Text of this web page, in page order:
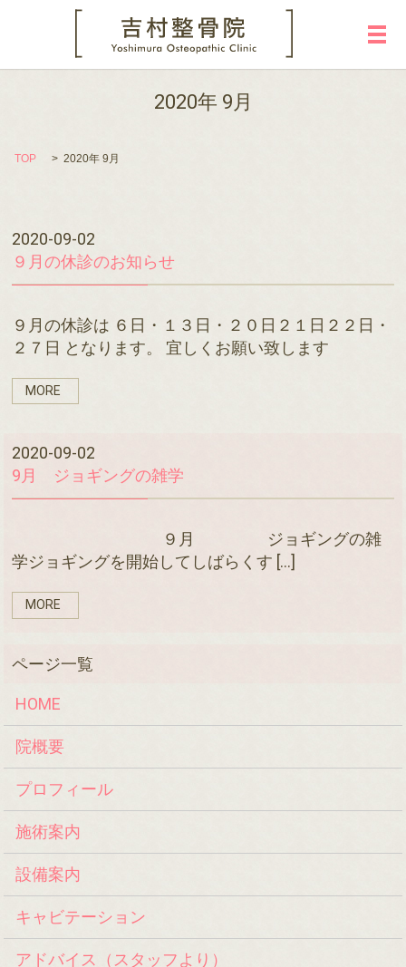
メ
2020年 9月
TOP 2020年 9月
2020-09-02
９月の休診のお知らせ
９月の休診は ６日・１３日・２０日２１日２２日・
２７日 となります。 宜しくお願い致します
MORE
2020-09-02
9月 ジョギングの雑学
９月 ジョギングの雑
学ジョギングを開始してしばらくす […]
MORE
HOME
院概要
プロフィール
施術案内
設備案内
キャビテーション
アドバイス（スタッフより）